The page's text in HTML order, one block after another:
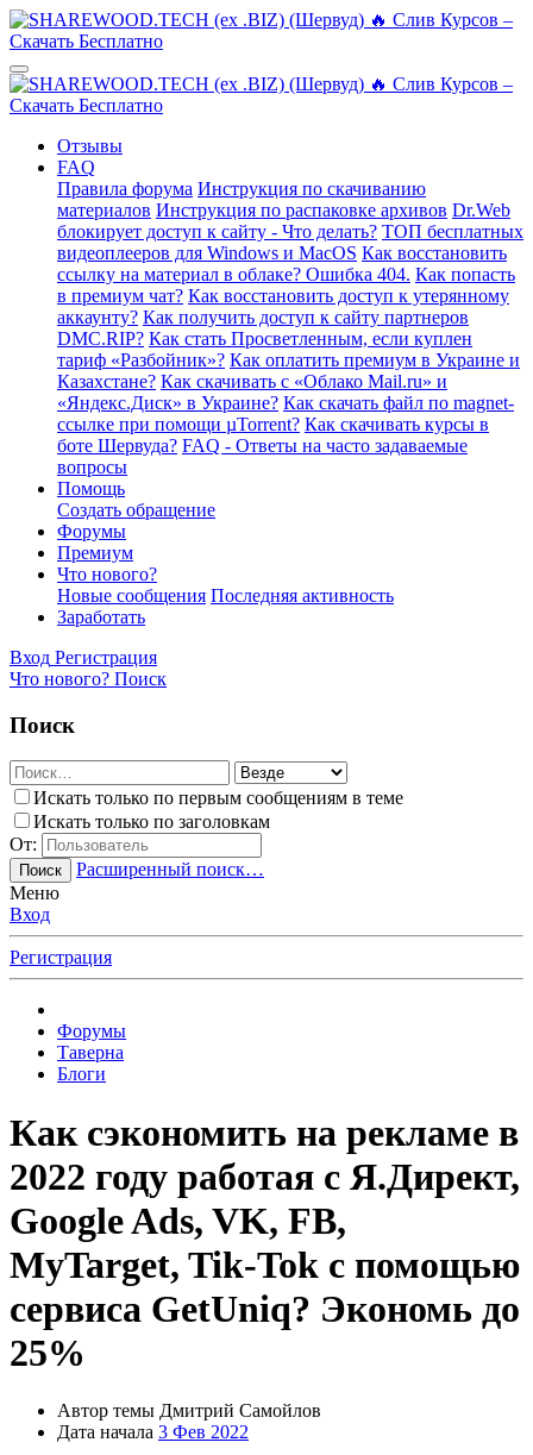
Отзывы
FAQ
Правила форума Инструкция по скачиванию
материалов Инструкция по распаковке архивов Dr.Web
блокирует доступ к сайту - Что делать? ТОП бесплатных
видеоплееров для Windows и MacOS Как восстановить
ссылку на материал в облаке? Ошибка 404. Как попасть
в премиум чат? Как восстановить доступ к утерянному
аккаунту? Как получить доступ к сайту партнеров
DMC.RIP? Как стать Просветленным, если куплен
тариф «Разбойник»? Как оплатить премиум в Украине и
Казахстане? Как скачивать с «Облако Mail.ru» и
«Яндекс.Диск» в Украине? Как скачать файл по magnet-
ссылке при помощи µTorrent? Как скачивать курсы в
боте Шервуда? FAQ - Ответы на часто задаваемые
вопросы
Помощь
Создать обращение
Форумы
Премиум
Что нового?
Новые сообщения Последняя активность
Заработать
Вход Регистрация
Что нового? Поиск
Поиск
Искать только по первым сообщениям в теме
Искать только по заголовкам
От:
Поиск
Расширенный поиск…
Меню
Вход
Регистрация
Форумы
Таверна
Блоги
Как сэкономить на рекламе в
2022 году работая с Я.Директ,
Google Ads, VK, FB,
MyTarget, Tik-Tok c помощью
сервиса GetUniq? Экономь до
25%
Автор темы Дмитрий Самойлов
Дата начала 3 Фев 2022